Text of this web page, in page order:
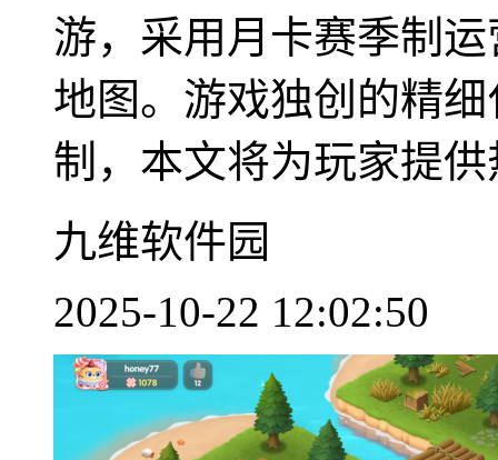
游，采用月卡赛季制
地图。游戏独创的精
制，本文将为玩家提
九维软件园
2025-10-22 12:02:50